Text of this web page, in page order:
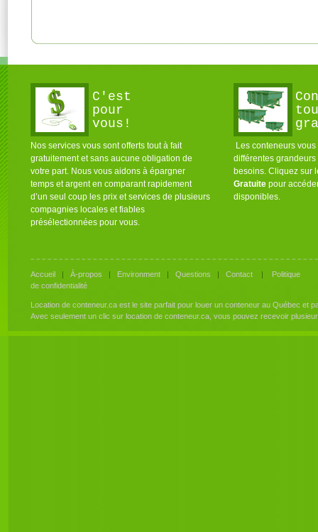
C'est
pour
vous!
Nos services vous sont offerts tout à fait
gratuitement et sans aucune obligation de
votre part. Nous vous aidons à épargner
temps et argent en comparant rapidement
d’un seul coup les prix et services de plusieurs
compagnies locales et fiables
présélectionnées pour vous.
Les conteneurs
différentes grandeurs
besoins. Cliquez sur
Gratuite pour
disponibles.
Accueil | À-propos | Environment | Questions | Contact | Politique
de confidentialité
Location de conteneur.ca est le site parfait pour louer un conteneur au Québec et
Avec seulement un clic sur location de conteneur.ca, vous pouvez recevoir